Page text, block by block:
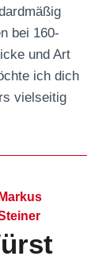
bei 160-
und Art
ich dich
vielseitig
Markus